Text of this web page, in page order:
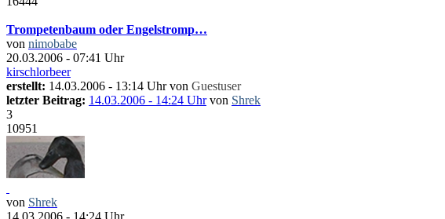
Trompetenbaum oder Engelstromp…
von nimobabe
20.03.2006 - 07:41 Uhr
kirschlorbeer
erstellt: 14.03.2006 - 13:14 Uhr von Guestuser
letzter Beitrag: 14.03.2006 - 14:24 Uhrvon Shrek
3
10951
von Shrek